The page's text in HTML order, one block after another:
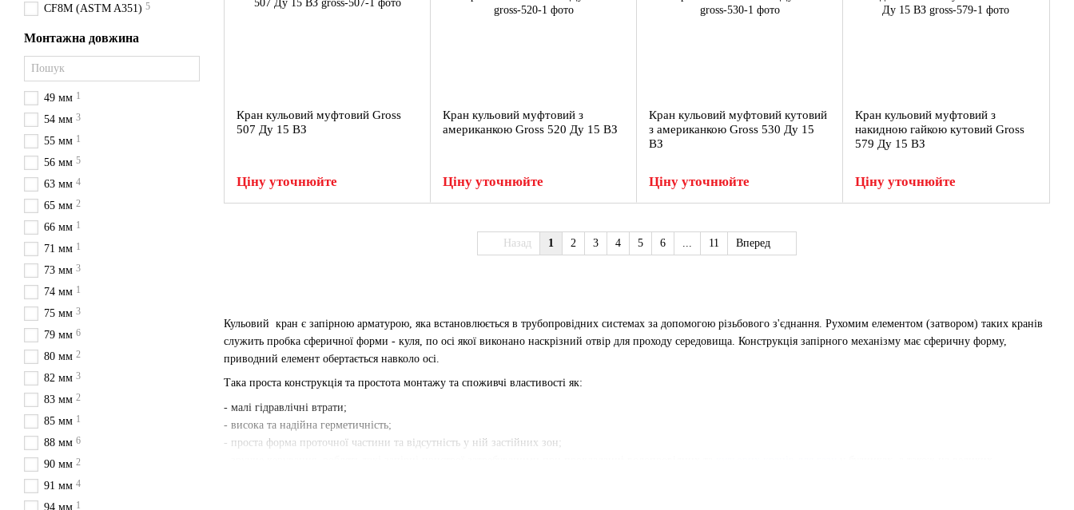
Кульовий кран є запірною арматурою, яка встановлюється в трубопровідних системах за допомогою різьбового з'єднання. Рухомим елементом (затвором) таких кранів
служить пробка сферичної форми - куля, по осі якої виконано наскрізний отвір для проходу середовища. Конструкція запірного механізму має сферичну форму,
приводний елемент обертається навколо осі.
Така проста конструкція та простота монтажу та споживчі властивості як:
- малі гідравлічні втрати;
- висока та надійна герметичність;
- проста форма проточної частини та відсутність у ній застійних зон;
Кран кульовий муфтовий Gross
507 Ду 15 ВЗ
Ціну уточнюйте
Кран кульовий муфтовий з
американкою Gross 520 Ду 15 ВЗ
Ціну уточнюйте
Кран кульовий муфтовий кутовий
з американкою Gross 530 Ду 15
ВЗ
Ціну уточнюйте
Кран кульовий муфтовий з
накидною гайкою кутовий Gross
579 Ду 15 ВЗ
Ціну уточнюйте
Назад 1 2 3 4 5 6 ... 11 Вперед
CF8M (ASTM A351) 5
Монтажна довжина
49 мм 1
54 мм 3
55 мм 1
56 мм 5
63 мм 4
65 мм 2
66 мм 1
71 мм 1
73 мм 3
74 мм 1
75 мм 3
79 мм 6
80 мм 2
82 мм 3
83 мм 2
85 мм 1
88 мм 6
90 мм 2
91 мм 4
94 мм 1